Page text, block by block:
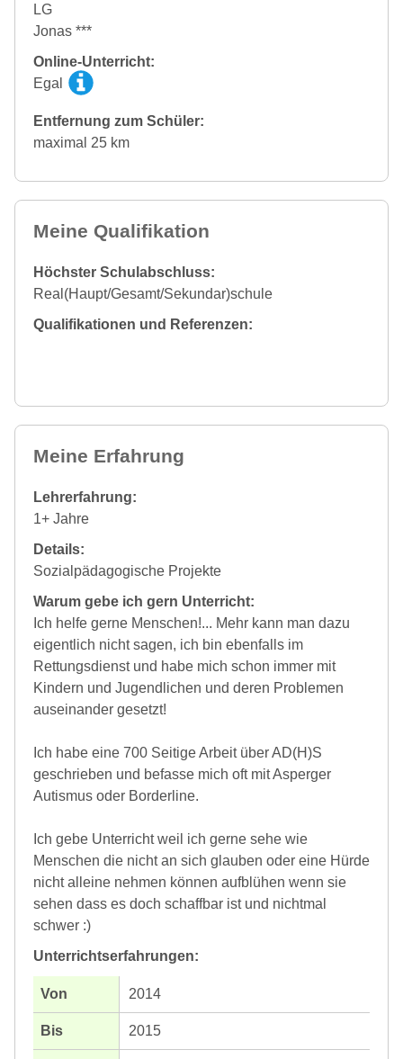
LG
Jonas ***
Online-Unterricht:
Egal
Entfernung zum Schüler:
maximal 25 km
Meine Qualifikation
Höchster Schulabschluss:
Real(Haupt/Gesamt/Sekundar)schule
Qualifikationen und Referenzen:
Meine Erfahrung
Lehrerfahrung:
1+ Jahre
Details:
Sozialpädagogische Projekte
Warum gebe ich gern Unterricht:
Ich helfe gerne Menschen!... Mehr kann man dazu
eigentlich nicht sagen, ich bin ebenfalls im
Rettungsdienst und habe mich schon immer mit
Kindern und Jugendlichen und deren Problemen
auseinander gesetzt!
Ich habe eine 700 Seitige Arbeit über AD(H)S
geschrieben und befasse mich oft mit Asperger
Autismus oder Borderline.
Ich gebe Unterricht weil ich gerne sehe wie
Menschen die nicht an sich glauben oder eine Hürde
nicht alleine nehmen können aufblühen wenn sie
sehen dass es doch schaffbar ist und nichtmal
schwer :)
Unterrichtserfahrungen:
2014
2015